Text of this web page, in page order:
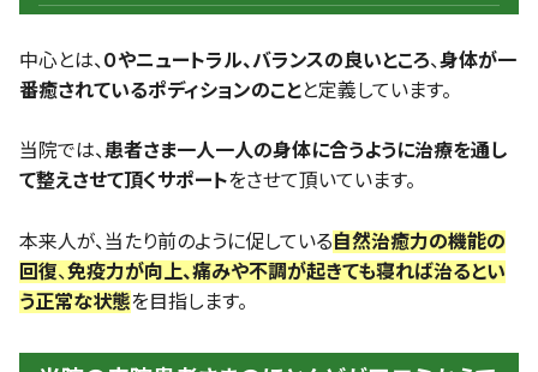
中心とは、 ０やニュートラル、バランスの良いところ、身体が一
番癒されているポディションのことと定義しています。
当院では、患者さま一人一人の身体に合うように治療を通し
て整えさせて頂くサポートをさせて頂いています。
本来人が、当たり前のように促している自然治癒力の機能の
回復、免疫力が向上、痛みや不調が起きても寝れば治るとい
う正常な状態を目指します。